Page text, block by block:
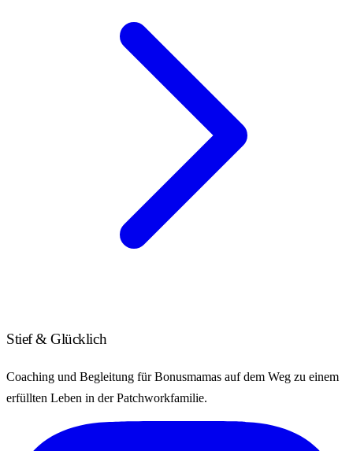
Stief & Glücklich
Coaching und Begleitung für Bonusmamas auf dem Weg zu einem
erfüllten Leben in der Patchworkfamilie.